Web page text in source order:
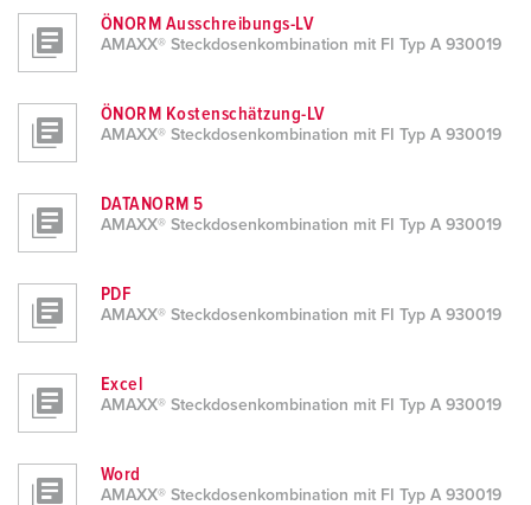
ÖNORM Ausschreibungs-LV
AMAXX® Steckdosenkombination mit FI Typ A 930019
ÖNORM Kostenschätzung-LV
AMAXX® Steckdosenkombination mit FI Typ A 930019
DATANORM 5
AMAXX® Steckdosenkombination mit FI Typ A 930019
PDF
AMAXX® Steckdosenkombination mit FI Typ A 930019
Excel
AMAXX® Steckdosenkombination mit FI Typ A 930019
Word
AMAXX® Steckdosenkombination mit FI Typ A 930019